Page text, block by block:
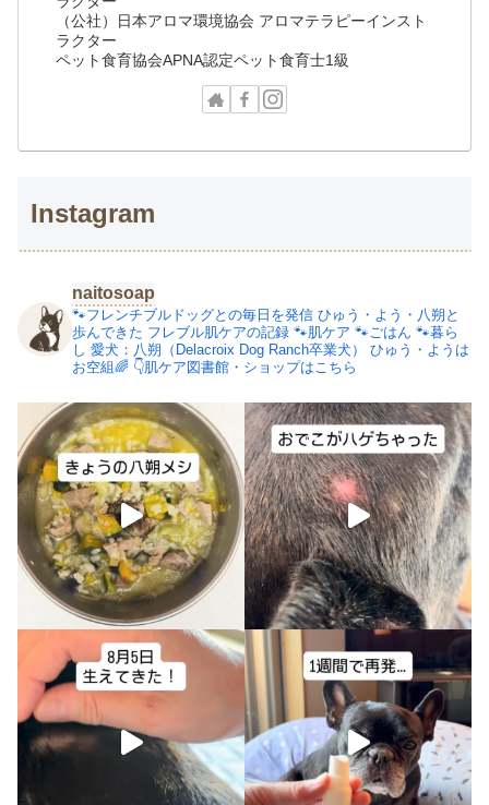
（公社）日本アロマ環境協会 アロマテラピーインスト
ラクター
ペット食育協会APNA認定ペット食育士1級
Instagram
naitosoap
🐾フレンチブルドッグとの毎日を発信 ひゅう・よう・八朔と
歩んできた フレブル肌ケアの記録 🐾肌ケア 🐾ごはん 🐾暮ら
し 愛犬：八朔（Delacroix Dog Ranch卒業犬）
ひゅう・ようは
お空組🌈 👇肌ケア図書館・ショップはこちら